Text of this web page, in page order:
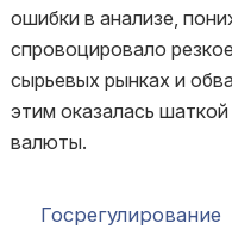
ошибки в анализе,
спровоцировало
сырьевых рынках и
этим оказалась
валюты.
Госрегулирование